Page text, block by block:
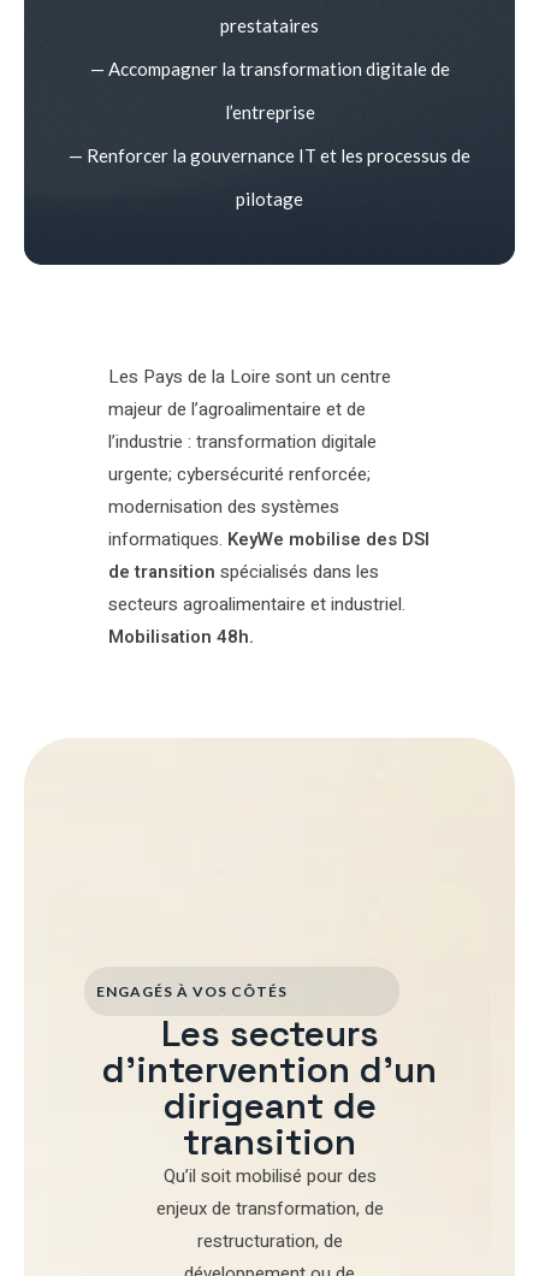
prestataires
— Accompagner la transformation digitale de
l’entreprise
— Renforcer la gouvernance IT et les processus de
pilotage
Les Pays de la Loire sont un centre
majeur de l’agroalimentaire et de
l’industrie : transformation digitale
urgente; cybersécurité renforcée;
modernisation des systèmes
informatiques. KeyWe mobilise des DSI
de transition spécialisés dans les
secteurs agroalimentaire et industriel.
Mobilisation 48h.
ENGAGÉS À VOS CÔTÉS
Les secteurs
d'intervention d'un
dirigeant de
transition
Qu’il soit mobilisé pourdes
enjeux de transformation, de
restructuration, de